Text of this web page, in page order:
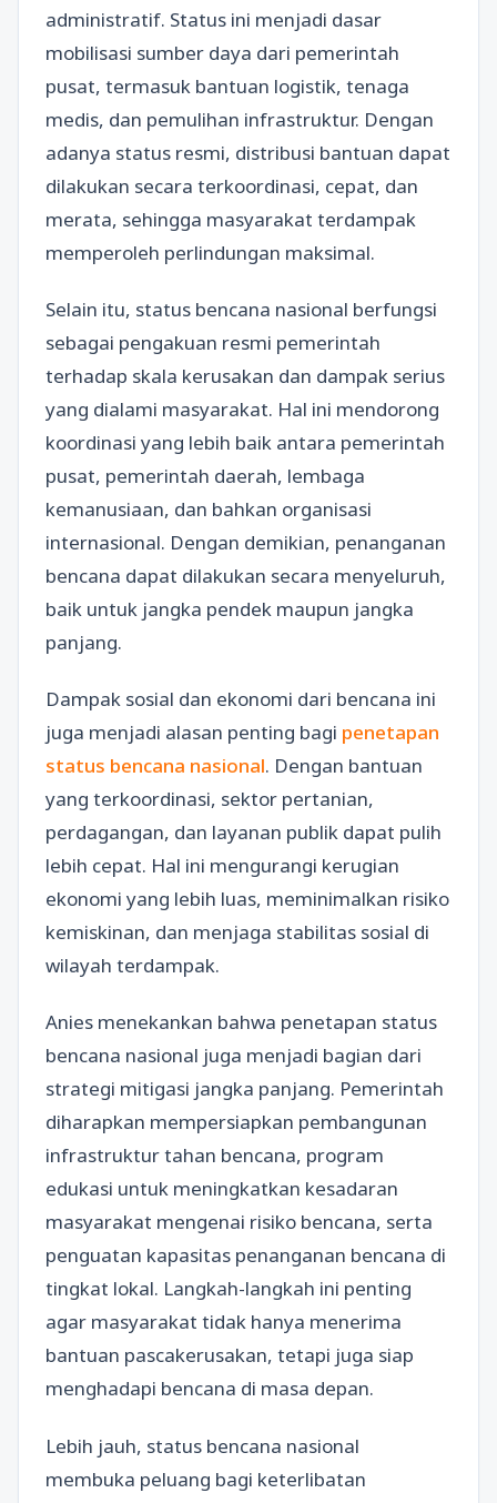
administratif. Status ini menjadi dasar
mobilisasi sumber daya dari pemerintah
pusat, termasuk bantuan logistik, tenaga
medis, dan pemulihan infrastruktur. Dengan
adanya status resmi, distribusi bantuan dapat
dilakukan secara terkoordinasi, cepat, dan
merata, sehingga masyarakat terdampak
memperoleh perlindungan maksimal.
Selain itu, status bencana nasional berfungsi
sebagai pengakuan resmi pemerintah
terhadap skala kerusakan dan dampak serius
yang dialami masyarakat. Hal ini mendorong
koordinasi yang lebih baik antara pemerintah
pusat, pemerintah daerah, lembaga
kemanusiaan, dan bahkan organisasi
internasional. Dengan demikian, penanganan
bencana dapat dilakukan secara menyeluruh,
baik untuk jangka pendek maupun jangka
panjang.
Dampak sosial dan ekonomi dari bencana ini
juga menjadi alasan penting bagi penetapan
status bencana nasional. Dengan bantuan
yang terkoordinasi, sektor pertanian,
perdagangan, dan layanan publik dapat pulih
lebih cepat. Hal ini mengurangi kerugian
ekonomi yang lebih luas, meminimalkan risiko
kemiskinan, dan menjaga stabilitas sosial di
wilayah terdampak.
Anies menekankan bahwa penetapan status
bencana nasional juga menjadi bagian dari
strategi mitigasi jangka panjang. Pemerintah
diharapkan mempersiapkan pembangunan
infrastruktur tahan bencana, program
edukasi untuk meningkatkan kesadaran
masyarakat mengenai risiko bencana, serta
penguatan kapasitas penanganan bencana di
tingkat lokal. Langkah-langkah ini penting
agar masyarakat tidak hanya menerima
bantuan pascakerusakan, tetapi juga siap
menghadapi bencana di masa depan.
Lebih jauh, status bencana nasional
membuka peluang bagi keterlibatan